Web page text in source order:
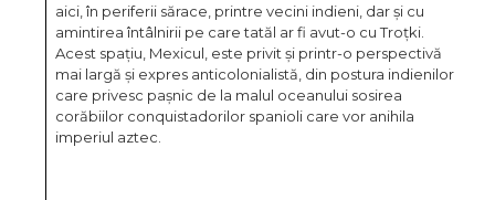
aici, în periferii sărace, printre vecini indieni, dar și cu
amintirea întâlnirii pe care tatăl ar fi avut-o cu Troțki.
Acest spațiu, Mexicul, este privit și printr-o perspectivă
mai largă și expres anticolonialistă, din postura indienilor
care privesc pașnic de la malul oceanului sosirea
corăbiilor conquistadorilor spanioli care vor anihila
imperiul aztec.